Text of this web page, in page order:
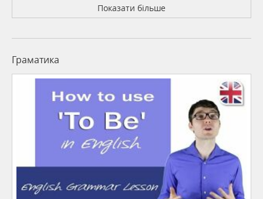
Показати більше
Граматика